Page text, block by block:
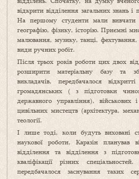
відкрити відділення загальних знань
На першому студенти мали вивчати
географію, фізику, історію. Приємні
малювання, музику, танці, фехтування,
види ручних робіт.
Після трьох років роботи цих двох
розширити матеріальну базу та
викладачів, передбачалося
громадянських ( з підготовки
державного управління), військових
цивільних мистецтв (архітектура,
теології.
І лише тоді, коли будуть виховані
наукової роботи, Каразін планував
відділення та відділення з
кваліфікації різних
передбачалося заснування таких